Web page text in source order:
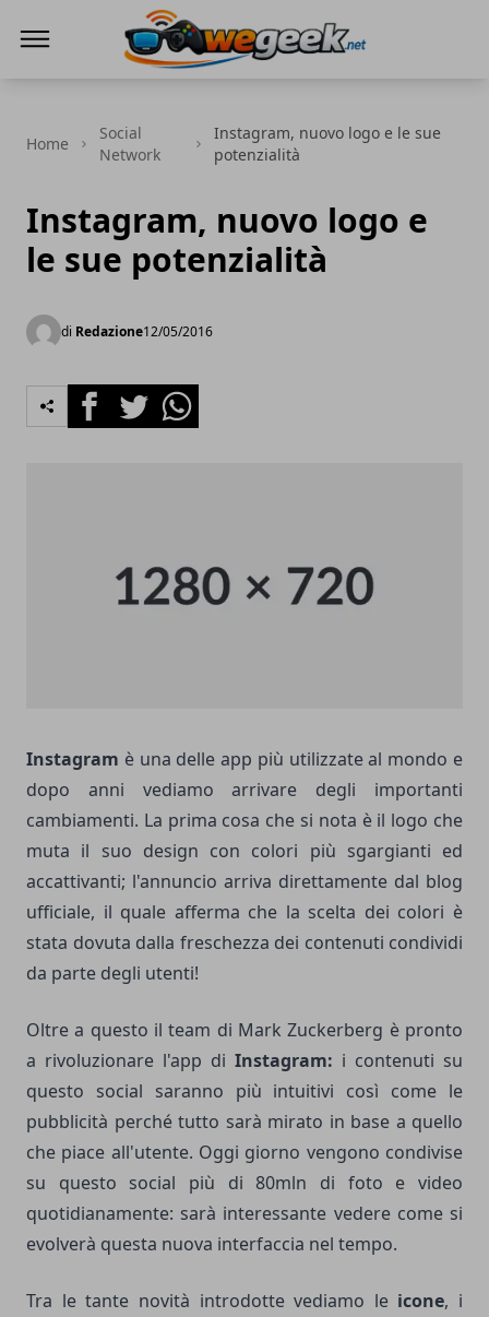
Home
Social
Network
Instagram, nuovo logo e le sue
potenzialità
Instagram, nuovo logo e
le sue potenzialità
di Redazione12/05/2016
FacebookTwitterWhatsapp
Instagram è una delle app più utilizzate al mondo e
dopo anni vediamo arrivare degli importanti
cambiamenti. La prima cosa che si nota è il logo che
muta il suo design con colori più sgargianti ed
accattivanti; l'annuncio arriva direttamente dal blog
ufficiale, il quale afferma che la scelta dei colori è
stata dovuta dalla freschezza dei contenuti condividi
da parte degli utenti!
Oltre a questo il team di Mark Zuckerberg è pronto
a rivoluzionare l'app di Instagram: i contenuti su
questo social saranno più intuitivi così come le
pubblicità perché tutto sarà mirato in base a quello
che piace all'utente. Oggi giorno vengono condivise
su questo social più di 80mln di foto e video
quotidianamente: sarà interessante vedere come si
evolverà questa nuova interfaccia nel tempo.
Tra le tante novità introdotte vediamo le icone, i